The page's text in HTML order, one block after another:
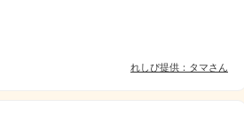
れしぴ提供：タマさん